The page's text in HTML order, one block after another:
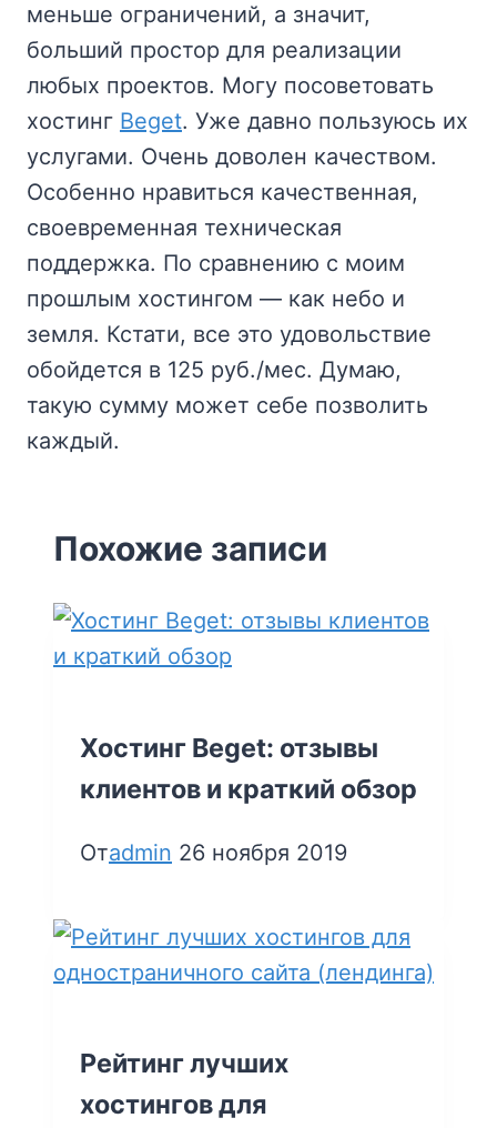
меньше ограничений, а значит,
больший простор для реализации
любых проектов. Могу посоветовать
хостинг Beget. Уже давно пользуюсь их
услугами. Очень доволен качеством.
Особенно нравиться качественная,
своевременная техническая
поддержка. По сравнению с моим
прошлым хостингом — как небо и
земля. Кстати, все это удовольствие
обойдется в 125 руб./мес. Думаю,
такую сумму может себе позволить
каждый.
Похожие записи
Хостинг Beget: отзывы
клиентов и краткий обзор
Отadmin 26 ноября 2019
Рейтинг лучших
хостингов для